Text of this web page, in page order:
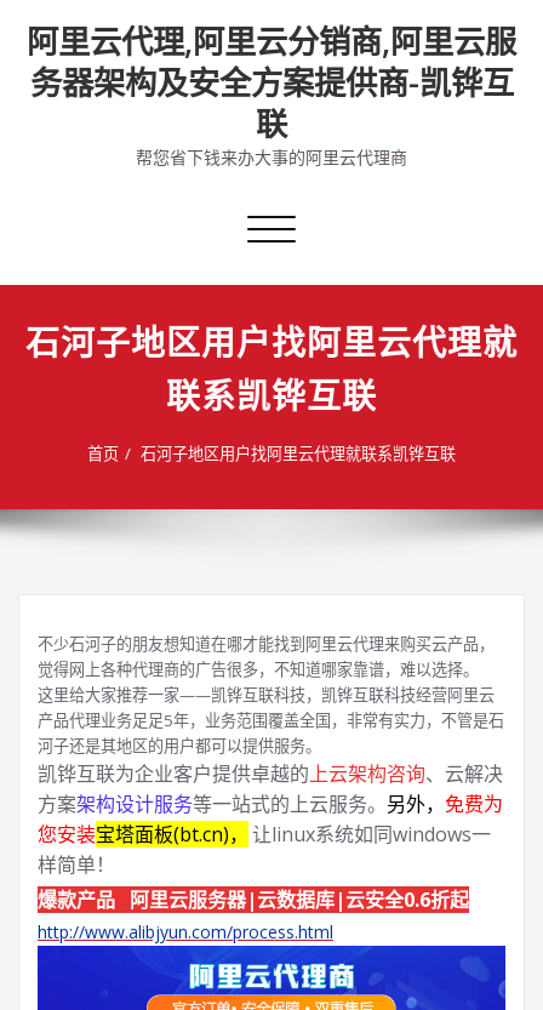
content
阿里云代理,阿里云分销商,阿里云服
务器架构及安全方案提供商-凯铧互
联
帮您省下钱来办大事的阿里云代理商
切
导
石河子地区用户找阿里云代理就
联系凯铧互联
首页 石河子地区用户找阿里云代理就联系凯铧互联
不少石河子的朋友想知道在哪才能找到阿里云代理来购买云产品，
觉得网上各种代理商的广告很多，不知道哪家靠谱，难以选择。
这里给大家推荐一家——凯铧互联科技，凯铧互联科技经营阿里云
产品代理业务足足5年，业务范围覆盖全国，非常有实力，不管是石
河子还是其地区的用户都可以提供服务。
凯铧互联为企业客户提供卓越的上云架构咨询、云解决
方案架构设计服务等一站式的上云服务。 另外， 免费为
您安装宝塔面板(bt.cn)， 让linux系统如同windows一
样简单！
爆款产品 阿里云服务器|云数据库|云安全0.6折起
http://www.alibjyun.com/process.html